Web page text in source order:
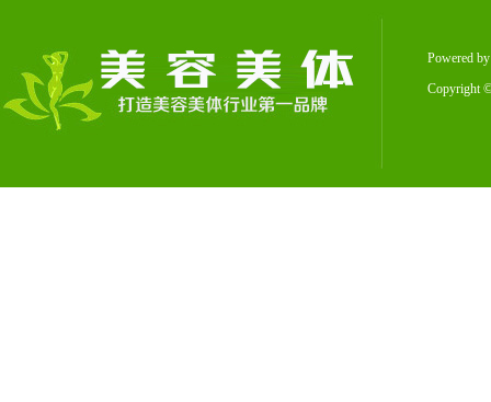
Powered
Copyright